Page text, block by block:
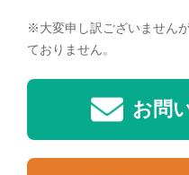
※大変申し訳ございません
ておりません。
お問